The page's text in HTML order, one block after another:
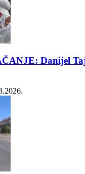
Danijel